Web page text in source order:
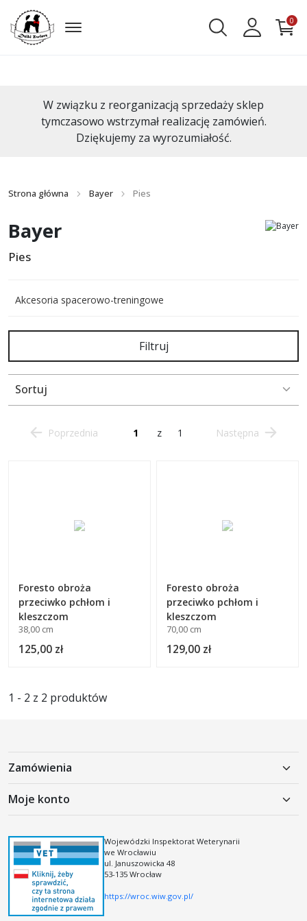
0
W związku z reorganizacją sprzedaży sklep
tymczasowo wstrzymał realizację zamówień.
Dziękujemy za wyrozumiałość.
Strona główna Bayer Pies
Bayer
Pies
Akcesoria spacerowo-treningowe
Filtruj
Sortuj
Poprzednia z 1 Następna
Foresto obroża
przeciwko pchłom i
kleszczom
38,00 cm
125,00 zł
Foresto obroża
przeciwko pchłom i
kleszczom
70,00 cm
129,00 zł
1 - 2 z 2 produktów
Zamówienia
Polityka prywatności
Koszty dostawy
Regulamin kodów i kuponów rabatowych
Moje konto
Moje konto
Rejestracja
Logowanie
Wojewódzki Inspektorat Weterynarii
we Wrocławiu
ul. Januszowicka 48
53-135 Wrocław
https://wroc.wiw.gov.pl/